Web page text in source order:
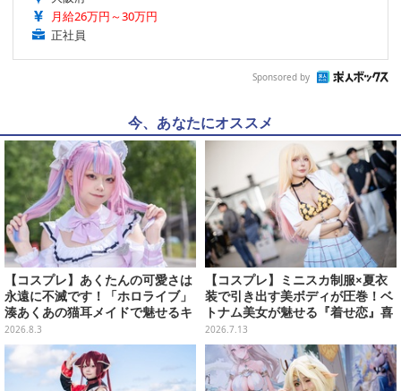
月給26万円～30万円
正社員
Sponsored by
今、あなたにオススメ
【コスプレ】あくたんの可愛さは
永遠に不滅です！「ホロライブ」
湊あくあの猫耳メイドで魅せるキ
ュートなポーズと美脚が眩しい
【写真9枚】
2026.8.3
【コスプレ】ミニスカ制服×夏衣
装で引き出す美ボディが圧巻！ベ
トナム美女が魅せる『着せ恋』喜
多川海夢は爽やかでセクシー【写
真8枚】
2026.7.13